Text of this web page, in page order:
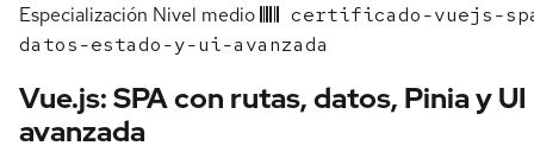
Especialización Nivel medio
certificado-vuejs-
datos-estado-y-ui-avanzada
Vue.js: SPA con rutas, datos, Pinia y UI
avanzada